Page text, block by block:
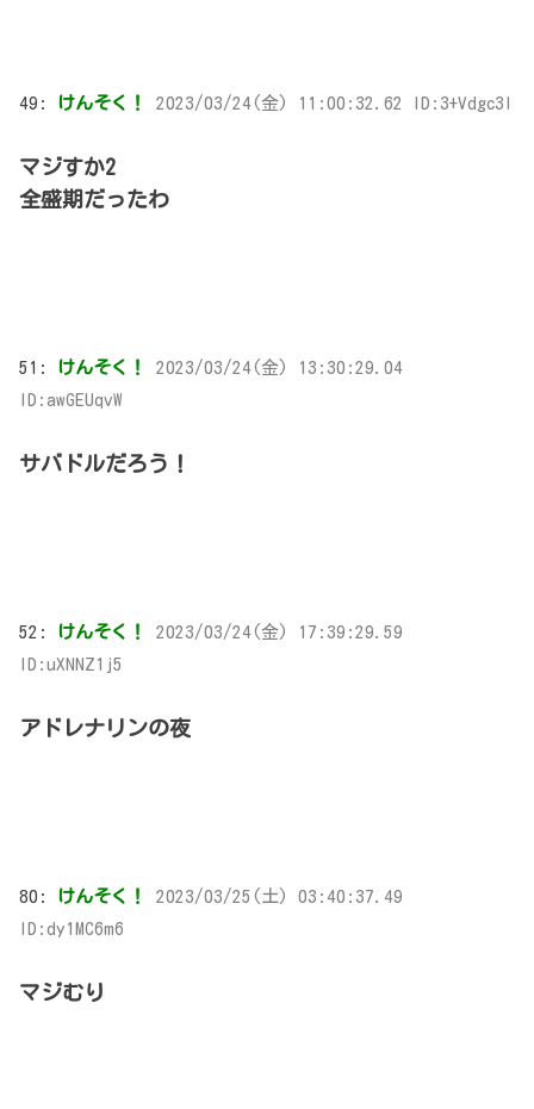
49: けんそく！ 2023/03/24(金) 11:00:32.62 ID:3+Vdgc3l
マジすか2
全盛期だったわ
51: けんそく！
2023/03/24(金) 13:30:29.04
ID:awGEUqvW
サバドルだろう！
52: けんそく！
2023/03/24(金) 17:39:29.59
ID:uXNNZ1j5
アドレナリンの夜
80: けんそく！
2023/03/25(土) 03:40:37.49
ID:dy1MC6m6
マジむり